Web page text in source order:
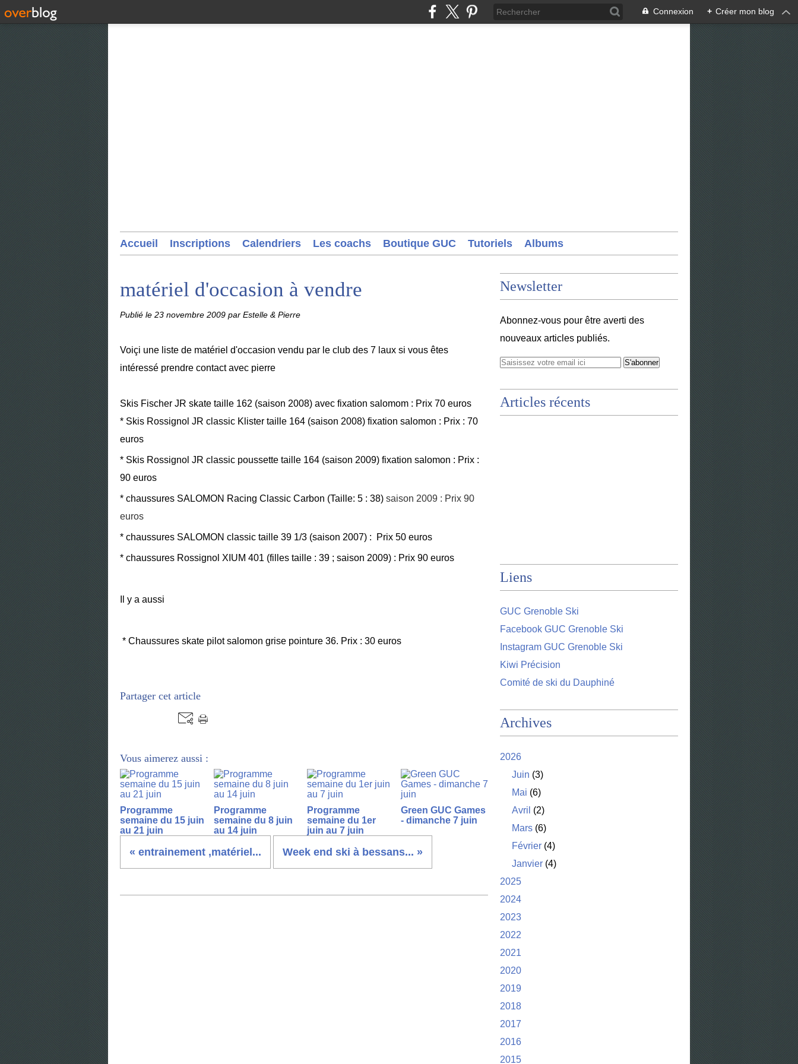
Connexion + Créer mon blog
Accueil Inscriptions Calendriers Les coachs Boutique GUC Tutoriels Albums
matériel d'occasion à vendre
Publié le 23 novembre 2009 par Estelle & Pierre
Voiçi une liste de matériel d'occasion vendu par le club des 7 laux si vous êtes
intéressé prendre contact avec pierre
Skis Fischer JR skate taille 162 (saison 2008) avec fixation salomom : Prix 70 euros
* Skis Rossignol JR classic Klister taille 164 (saison 2008) fixation salomon : Prix : 70
euros
* Skis Rossignol JR classic poussette taille 164 (saison 2009) fixation salomon : Prix :
90 euros
* chaussures SALOMON Racing Classic Carbon (Taille: 5 : 38) saison 2009 : Prix 90
euros
* chaussures SALOMON classic taille 39 1/3 (saison 2007) : Prix 50 euros
* chaussures Rossignol XIUM 401 (filles taille : 39 ; saison 2009) : Prix 90 euros
Il y a aussi
* Chaussures skate pilot salomon grise pointure 36. Prix : 30 euros
Partager cet article
Vous aimerez aussi :
Programme
semaine du 15 juin
au 21 juin
Programme
semaine du 8 juin
au 14 juin
Programme
semaine du 1er
juin au 7 juin
Green GUC Games
- dimanche 7 juin
« entrainement ,matériel... Week end ski à bessans... »
Newsletter
Abonnez-vous pour être averti des
nouveaux articles publiés.
Articles récents
Liens
GUC Grenoble Ski
Facebook GUC Grenoble Ski
Instagram GUC Grenoble Ski
Kiwi Précision
Comité de ski du Dauphiné
Archives
2026
Juin (3)
Mai (6)
Avril (2)
Mars (6)
Février (4)
Janvier (4)
2025
2024
2023
2022
2021
2020
2019
2018
2017
2016
2015